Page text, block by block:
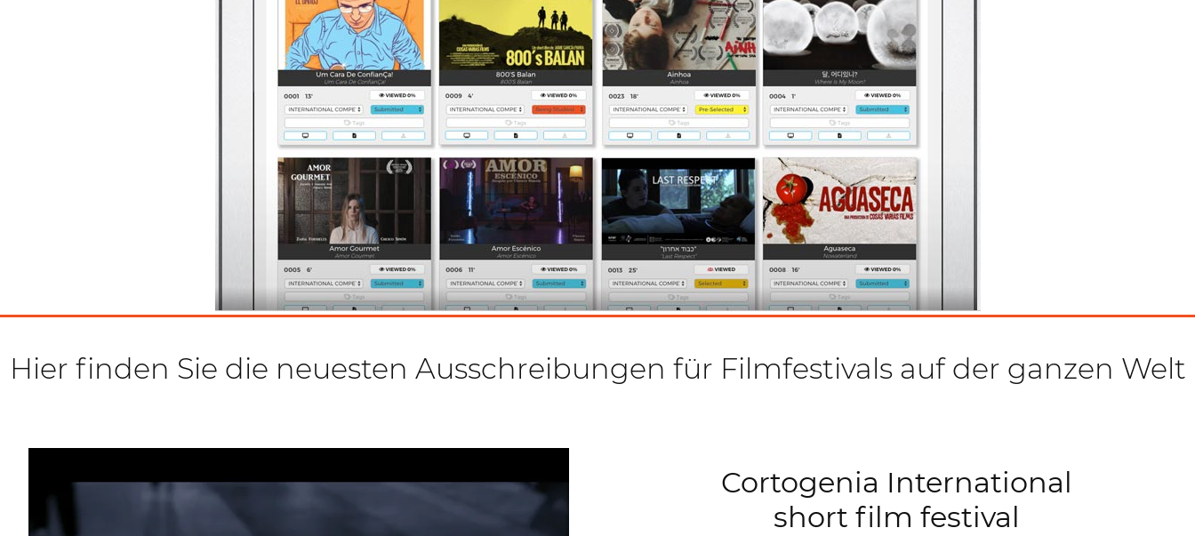
Hier finden Sie die neuesten Ausschreibungen für Filmfestivals auf der ganzen Welt
Cortogenia International
short film festival